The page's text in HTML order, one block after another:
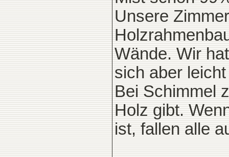
Unsere
Wände. Wir
sich aber
Bei Schimmel
Holz gibt.
ist, fallen alle